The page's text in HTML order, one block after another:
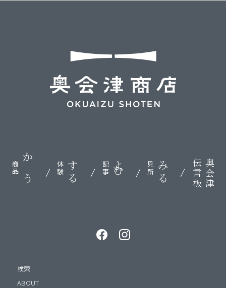
かう
商品 する
体験 よむ
記事 みる
見所 奥会津
伝言板
検索
ABOUT